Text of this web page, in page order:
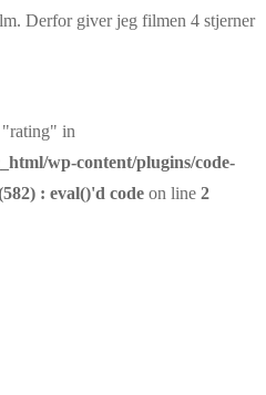
Derfor giver jeg filmen 4 stjerner
"rating" in
wp-content/plugins/code-
: eval()'d code on line 2